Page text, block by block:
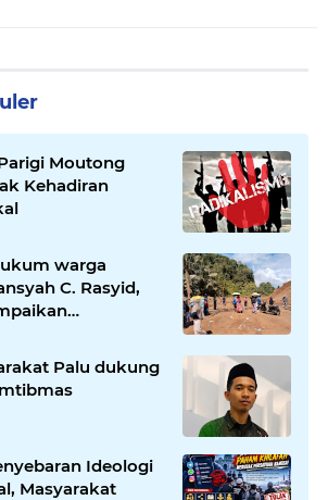
Moutong
Kehadiran
warga
C. Rasyid,
atas
yang
di ruang publik
Palu dukung
Ideologi
Masyarakat